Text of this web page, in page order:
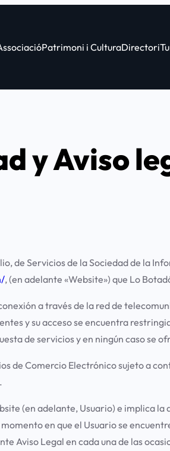
Patrimoni i CulturaDirectori
y Aviso
de Servicios de la Sociedad de la
, (en adelante «Website») que Lo
a través de la red de
y su acceso se encuentra
de servicios y en ningún caso se
de Comercio Electrónico sujeto a
(en adelante, Usuario) e implica
en que el Usuario se
Legal en cada una de las